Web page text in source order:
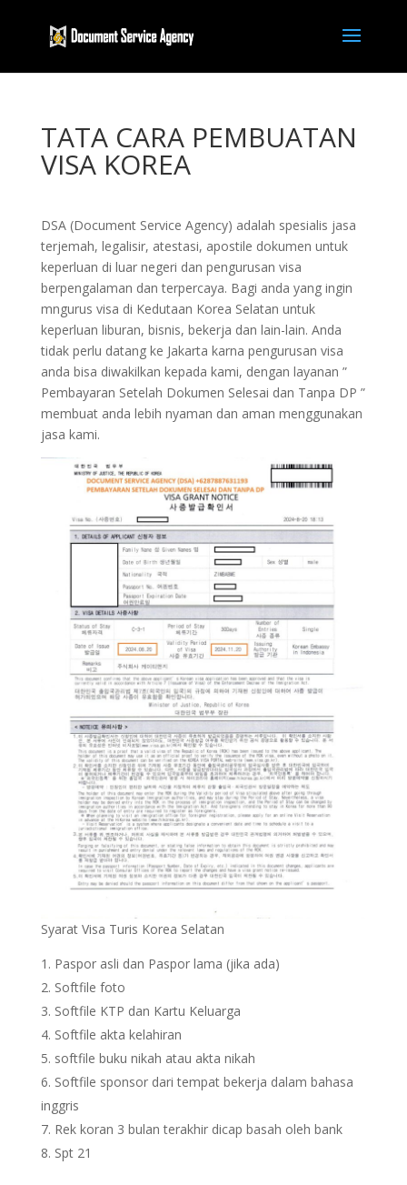
TATA CARA PEMBUATAN
VISA KOREA
DSA (Document Service Agency) adalah spesialis jasa
terjemah, legalisir, atestasi, apostile dokumen untuk
keperluan di luar negeri dan pengurusan visa
berpengalaman dan terpercaya. Bagi anda yang ingin
mngurus visa di Kedutaan Korea Selatan untuk
keperluan liburan, bisnis, bekerja dan lain-lain. Anda
tidak perlu datang ke Jakarta karna pengurusan visa
anda bisa diwakilkan kepada kami, dengan layanan ”
Pembayaran Setelah Dokumen Selesai dan Tanpa DP ”
membuat anda lebih nyaman dan aman menggunakan
jasa kami.
Syarat Visa Turis Korea Selatan
Paspor asli dan Paspor lama (jika ada)
Softfile foto
Softfile KTP dan Kartu Keluarga
Softfile akta kelahiran
softfile buku nikah atau akta nikah
Softfile sponsor dari tempat bekerja dalam bahasa
inggris
Rek koran 3 bulan terakhir dicap basah oleh bank
Spt 21